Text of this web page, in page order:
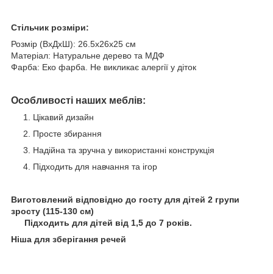
Стільчик розміри:
Розмір (ВхДхШ): 26.5х26х25 см
Матеріал: Натуральне дерево та МДФ
Фарба: Еко фарба. Не викликає алергії у діток
Особливості наших меблів:
Цікавий дизайн
Просте збирання
Надійна та зручна у використанні конструкція
Підходить для навчання та ігор
Виготовлений відповідно до госту для дітей 2 групи
зросту (115-130 см)
⠀ Підходить для дітей від 1,5 до 7 років.
Ніша для зберігання речей